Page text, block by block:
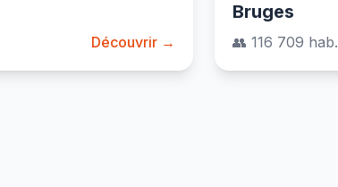
Découvrir →
Bruges
👥 116 709 hab.